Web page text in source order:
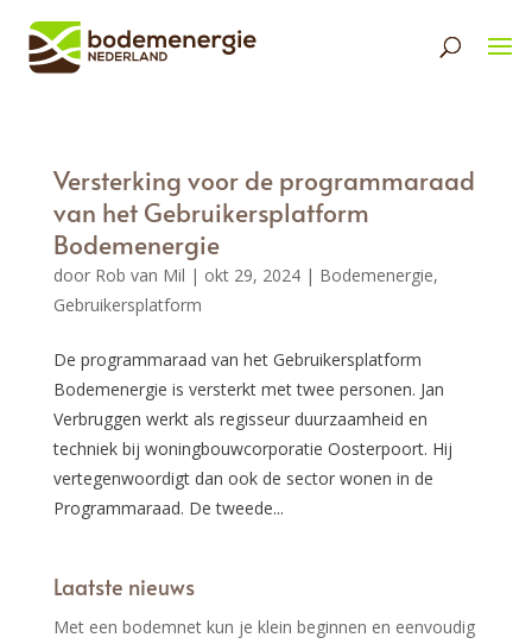
Versterking voor de programmaraad
van het Gebruikersplatform
Bodemenergie
door Rob van Mil | okt 29, 2024| Bodemenergie,
Gebruikersplatform
De programmaraad van het Gebruikersplatform
Bodemenergie is versterkt met twee personen. Jan
Verbruggen werkt als regisseur duurzaamheid en
techniek bij woningbouwcorporatie Oosterpoort. Hij
vertegenwoordigt dan ook de sector wonen in de
Programmaraad. De tweede...
Laatste nieuws
Met een bodemnet kun je klein beginnen en eenvoudig